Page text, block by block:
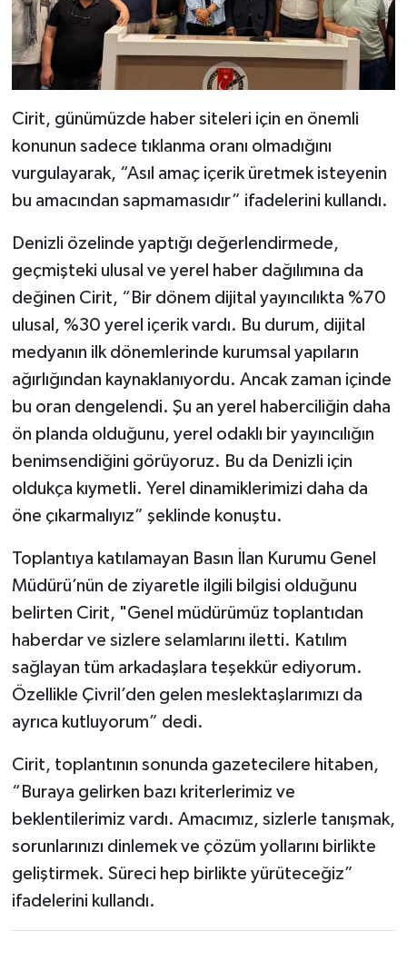
Cirit, günümüzde haber siteleri için en önemli
konunun sadece tıklanma oranı olmadığını
vurgulayarak, “Asıl amaç içerik üretmek isteyenin
bu amacından sapmamasıdır” ifadelerini kullandı.
Denizli özelinde yaptığı değerlendirmede,
geçmişteki ulusal ve yerel haber dağılımına da
değinen Cirit, “Bir dönem dijital yayıncılıkta %70
ulusal, %30 yerel içerik vardı. Bu durum, dijital
medyanın ilk dönemlerinde kurumsal yapıların
ağırlığından kaynaklanıyordu. Ancak zaman içinde
bu oran dengelendi. Şu an yerel haberciliğin daha
ön planda olduğunu, yerel odaklı bir yayıncılığın
benimsendiğini görüyoruz. Bu da Denizli için
oldukça kıymetli. Yerel dinamiklerimizi daha da
öne çıkarmalıyız” şeklinde konuştu.
Toplantıya katılamayan Basın İlan Kurumu Genel
Müdürü’nün de ziyaretle ilgili bilgisi olduğunu
belirten Cirit, "Genel müdürümüz toplantıdan
haberdar ve sizlere selamlarını iletti. Katılım
sağlayan tüm arkadaşlara teşekkür ediyorum.
Özellikle Çivril’den gelen meslektaşlarımızı da
ayrıca kutluyorum” dedi.
Cirit, toplantının sonunda gazetecilere hitaben,
“Buraya gelirken bazı kriterlerimiz ve
beklentilerimiz vardı. Amacımız, sizlerle tanışmak,
sorunlarınızı dinlemek ve çözüm yollarını birlikte
geliştirmek. Süreci hep birlikte yürüteceğiz”
ifadelerini kullandı.